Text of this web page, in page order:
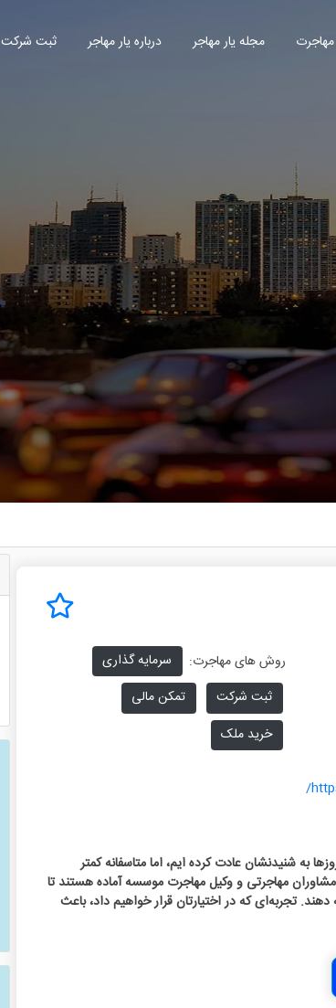
مجله یار مهاجر درباره یار مهاجر ثبت شرکت
روش های مهاجرت:
سرمایه گذاری
ثبت شرکت
تمکن مالی
خرید ملک
شنیدنشان عادت کرده ایم، اما متاسفانه کمتر
مهاجرتی و وکیل مهاجرت موسسه آماده هستند تا
تجربه‌ای که در اختیارتان قرار خواهیم داد، باعث